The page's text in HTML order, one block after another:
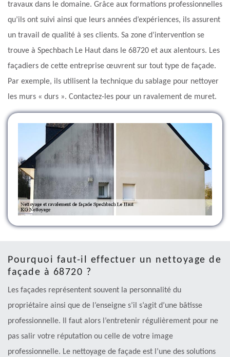
travaux dans le domaine. Grâce aux formations professionnelles
qu’ils ont suivi ainsi que leurs années d’expériences, ils assurent
un travail de qualité à ses clients. Sa zone d’intervention se
trouve à Spechbach Le Haut dans le 68720 et aux alentours. Les
façadiers de cette entreprise œuvrent sur tout type de façade.
Par exemple, ils utilisent la technique du sablage pour nettoyer
les murs « durs ». Contactez-les pour un ravalement de muret.
Pourquoi faut-il effectuer un nettoyage de
façade à 68720 ?
Les façades représentent souvent la personnalité du
propriétaire ainsi que de l’enseigne s’il s’agit d’une bâtisse
professionnelle. Il faut alors l’entretenir régulièrement pour ne
pas salir votre réputation ou celle de votre image
professionnelle. Le nettoyage de façade est l’une des solutions